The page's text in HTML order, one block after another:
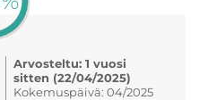
Arvosteltu: 1 vuosi
sitten (22/04/2025)
Kokemuspäivä: 04/2025